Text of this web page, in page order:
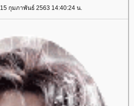
15 กุมภาพันธ์ 2563 14:40:24 น.